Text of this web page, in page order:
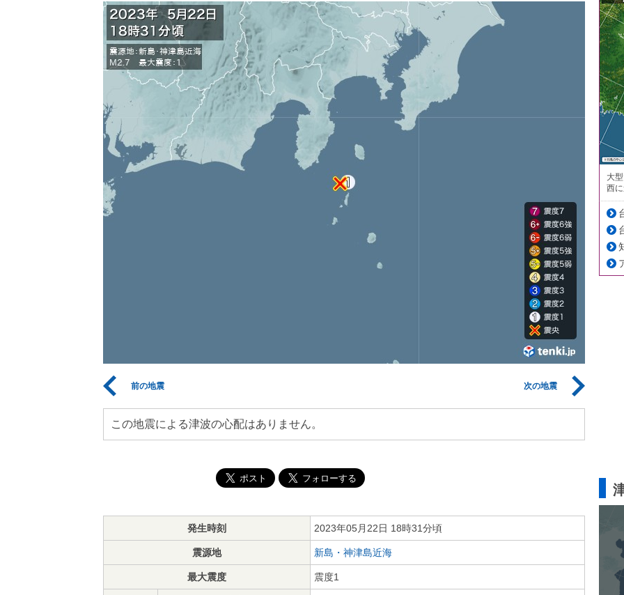
前の地震 次の地震
この地震による津波の心配はありません。
発生時刻 2023年05月22日 18時31分頃
震源地 新島・神津島近海
最大震度 震度1
大
西